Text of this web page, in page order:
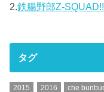
2.鉄腸野郎Z-
タグ
2015 2016 che